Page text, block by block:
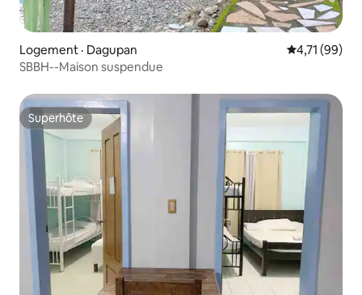
Logement · Dagupan Note
4,71 (99)
SBBH--Maison suspendue
Superhôte
Superhôte